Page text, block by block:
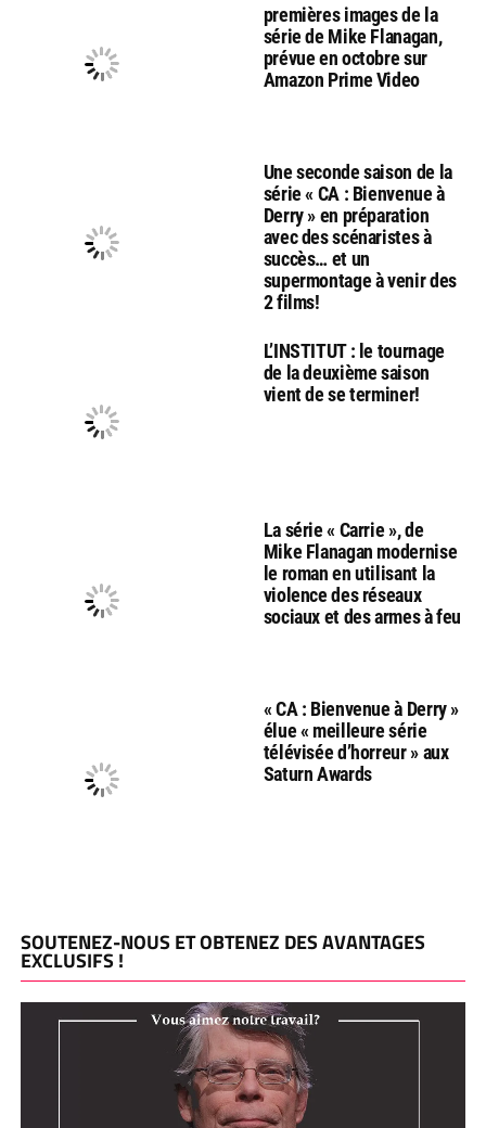
premières images de la
série de Mike Flanagan,
prévue en octobre sur
Amazon Prime Video
Une seconde saison de la
série « CA : Bienvenue à
Derry » en préparation
avec des scénaristes à
succès… et un
supermontage à venir des
2 films!
L’INSTITUT : le tournage
de la deuxième saison
vient de se terminer!
La série « Carrie », de
Mike Flanagan modernise
le roman en utilisant la
violence des réseaux
sociaux et des armes à feu
« CA : Bienvenue à Derry »
élue « meilleure série
télévisée d’horreur » aux
Saturn Awards
SOUTENEZ-NOUS ET OBTENEZ DES AVANTAGES
EXCLUSIFS !